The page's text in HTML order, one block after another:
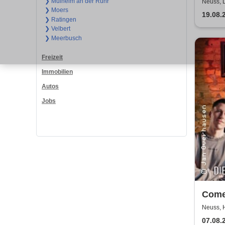
❯ Moers
❯ Ratingen
❯ Velbert
❯ Meerbusch
Freizeit
Immobilien
Autos
Jobs
hab
Neuss,
Neuss,